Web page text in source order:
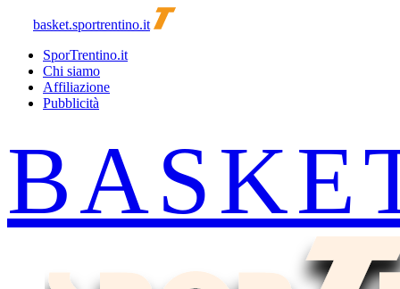
basket.sportrentino.it
SporTrentino.it
Chi siamo
Affiliazione
Pubblicità